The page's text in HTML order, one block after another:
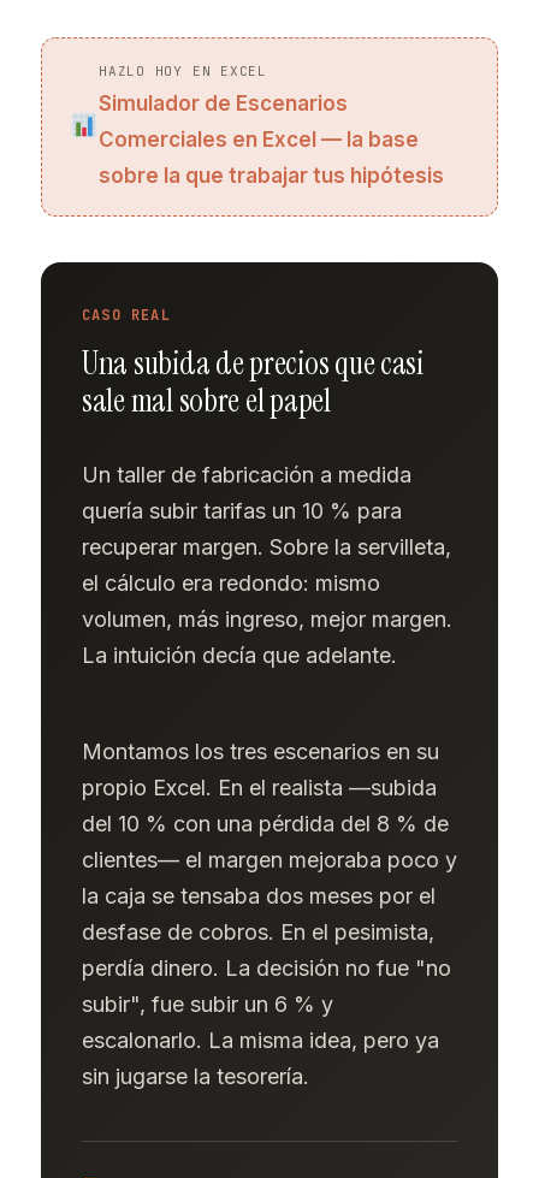
HAZLO HOY EN EXCEL
Simulador de Escenarios
Comerciales en Excel — la base
sobre la que trabajar tus hipótesis
CASO REAL
Una subida de precios que casi
sale mal sobre el papel
Un taller de fabricación a medida
quería subir tarifas un 10 % para
recuperar margen. Sobre la servilleta,
el cálculo era redondo: mismo
volumen, más ingreso, mejor margen.
La intuición decía que adelante.
Montamos los tres escenarios en su
propio Excel. En el realista —subida
del 10 % con una pérdida del 8 % de
clientes— el margen mejoraba poco y
la caja se tensaba dos meses por el
desfase de cobros. En el pesimista,
perdía dinero. La decisión no fue "no
subir", fue subir un 6 % y
escalonarlo. La misma idea, pero ya
sin jugarse la tesorería.